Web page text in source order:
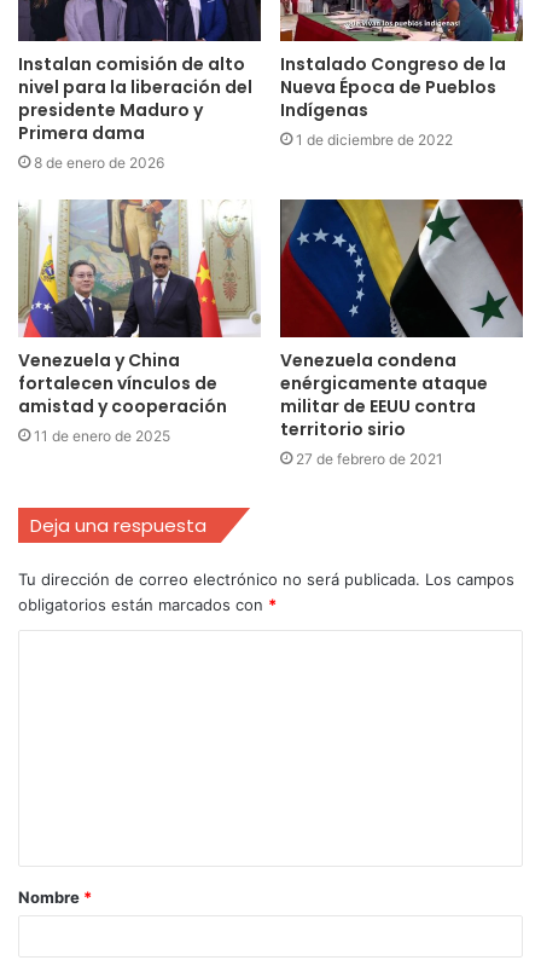
Instalan comisión de alto
nivel para la liberación del
presidente Maduro y
Primera dama
8 de enero de 2026
Instalado Congreso de la
Nueva Época de Pueblos
Indígenas
1 de diciembre de 2022
Venezuela y China
fortalecen vínculos de
amistad y cooperación
11 de enero de 2025
Venezuela condena
enérgicamente ataque
militar de EEUU contra
territorio sirio
27 de febrero de 2021
Deja una respuesta
Tu dirección de correo electrónico no será publicada. Los campos
obligatorios están marcados con *
Nombre *